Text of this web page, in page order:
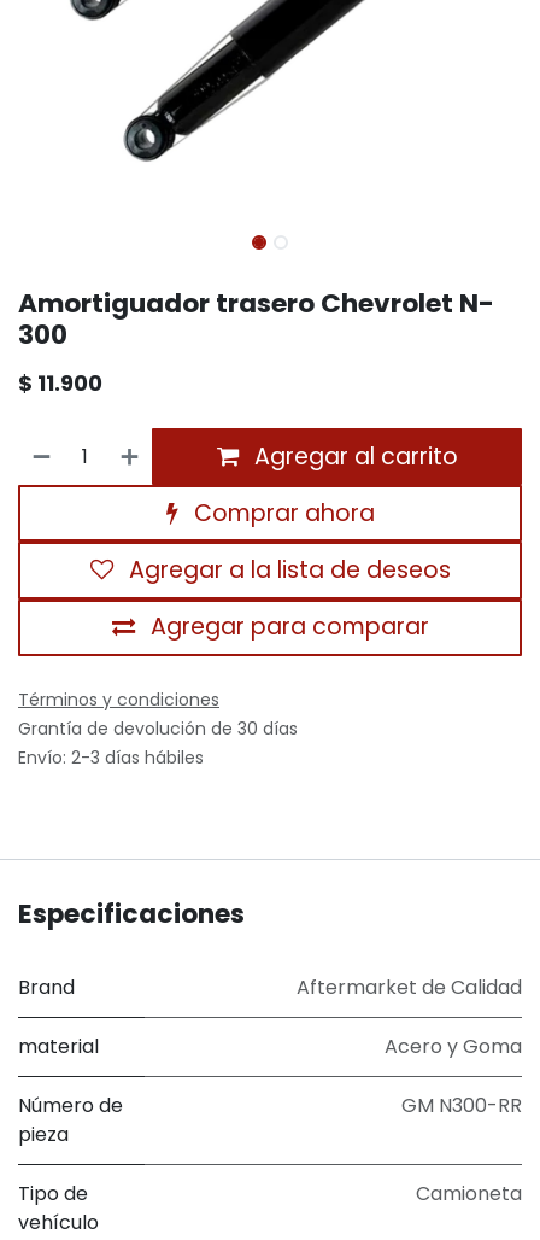
Amortiguador trasero Chevrolet N-
300
$ 11.900
Agregar al carrito
Comprar ahora
Agregar para comparar
Agregar a la lista de deseos
Términos y condiciones
Grantía de devolución de 30 días
Envío: 2-3 días hábiles
Especificaciones
Brand Aftermarket de Calidad
material Acero y Goma
Número de
pieza
GM N300-RR
Tipo de
vehículo
Camioneta